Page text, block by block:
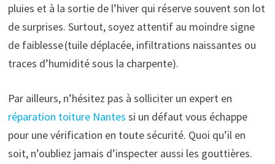
pluies et à la sortie de l’hiver qui réserve souvent son lot
de surprises. Surtout, soyez attentif au moindre signe
de faiblesse (tuile déplacée, infiltrations naissantes ou
traces d’humidité sous la charpente).
Par ailleurs, n’hésitez pas à solliciter un expert en
réparation toiture Nantes si un défaut vous échappe
pour une vérification en toute sécurité. Quoi qu’il en
soit, n’oubliez jamais d’inspecter aussi les gouttières.